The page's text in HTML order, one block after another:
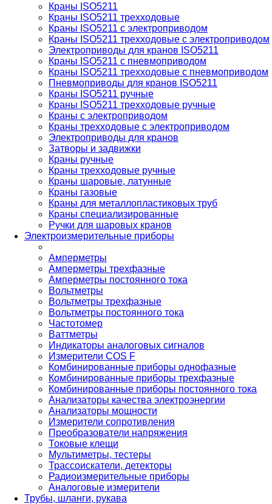
Краны ISO5211
Краны ISO5211 трехходовые
Краны ISO5211 с электроприводом
Краны ISO5211 трехходовые с электроприводом
Электроприводы для кранов ISO5211
Краны ISO5211 с пневмоприводом
Краны ISO5211 трехходовые с пневмоприводом
Пневмоприводы для кранов ISO5211
Краны ISO5211 ручные
Краны ISO5211 трехходовые ручные
Краны с электроприводом
Краны трехходовые с электроприводом
Электроприводы для кранов
Затворы и задвижки
Краны ручные
Краны трехходовые ручные
Краны шаровые, латунные
Краны газовые
Краны для металлопластиковых труб
Краны специализированные
Ручки для шаровых кранов
Электроизмерительные приборы
Амперметры
Амперметры трехфазные
Амперметры постоянного тока
Вольтметры
Вольтметры трехфазные
Вольтметры постоянного тока
Частотомер
Ваттметры
Индикаторы аналоговых сигналов
Измерители COS F
Комбинированные приборы однофазные
Комбинированные приборы трехфазные
Комбинированные приборы постоянного тока
Анализаторы качества электроэнергии
Анализаторы мощности
Измерители сопротивления
Преобразователи напряжения
Токовые клещи
Мультиметры, тестеры
Трассоискатели, детекторы
Радиоизмерительные приборы
Аналоговые измерители
Трубы, шланги, рукава